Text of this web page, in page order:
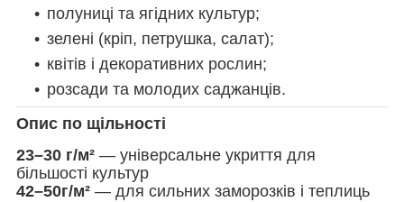
полуниці та ягідних культур;
зелені (кріп, петрушка, салат);
квітів і декоративних рослин;
розсади та молодих саджанців.
Опис по щільності
23–30 г/м² — універсальне укриття для
більшості культур
42–50г/м² — для сильних заморозків і теплиць